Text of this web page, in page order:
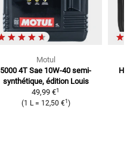
Motul
5000 4T Sae 10W-40 semi-
synthétique, édition Louis
49,99 €1
(1 L= 12,50 €1 )